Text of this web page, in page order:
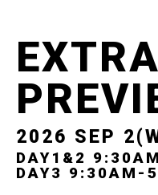
EXTRA
2026 SEP
DAY1&2
DAY3 9:30AM-